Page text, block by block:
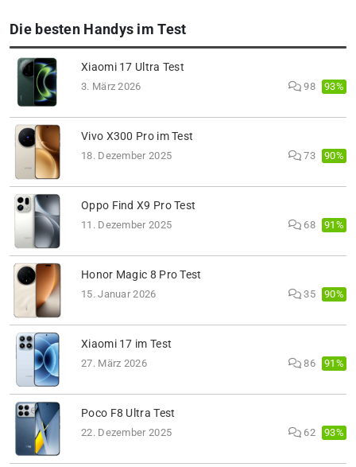
Die besten Handys im Test
Xiaomi 17 Ultra Test
3. März 2026 98 93%
Vivo X300 Pro im Test
18. Dezember 2025 73 90%
Oppo Find X9 Pro Test
11. Dezember 2025 68 91%
Honor Magic 8 Pro Test
15. Januar 2026 35 90%
Xiaomi 17 im Test
27. März 2026 86 91%
Poco F8 Ultra Test
22. Dezember 2025 62 93%